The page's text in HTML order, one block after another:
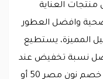
العناية
وافضل العطور
المميزة، يستطيع
نسبة تخفيض عند
شراء هذه المنتجات عبر إدخال كود خصم نون مصر 50 أو